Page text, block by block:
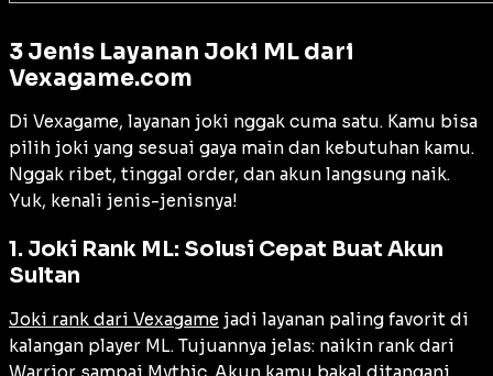
3 Jenis Layanan Joki ML dari
Vexagame.com
Di Vexagame, layanan joki nggak cuma satu. Kamu bisa
pilih joki yang sesuai gaya main dan kebutuhan kamu.
Nggak ribet, tinggal order, dan akun langsung naik.
Yuk, kenali jenis-jenisnya!
1. Joki Rank ML: Solusi Cepat Buat Akun
Sultan
Joki rank dari Vexagame jadi layanan paling favorit di
kalangan player ML. Tujuannya jelas: naikin rank dari
Warrior sampai Mythic. Akun kamu bakal ditangani